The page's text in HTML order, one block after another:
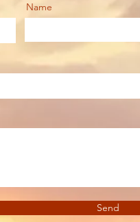
Name
Send